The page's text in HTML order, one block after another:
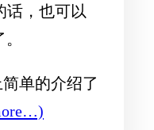
话，也可以
简单的介绍了